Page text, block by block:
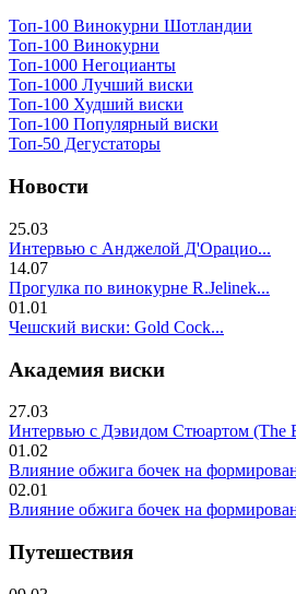
Топ-100 Винокурни Шотландии
Топ-100 Винокурни
Топ-1000 Негоцианты
Топ-1000 Лучший виски
Топ-100 Худший виски
Топ-100 Популярный виски
Топ-50 Дегустаторы
Новости
25.03
Интервью с Анджелой Д'Орацио...
14.07
Прогулка по винокурне R.Jelinek...
01.01
Чешский виски: Gold Cock...
Академия виски
27.03
Интервью с Дэвидом Стюартом (The
01.02
Влияние обжига бочек на
02.01
Влияние обжига бочек на
Путешествия